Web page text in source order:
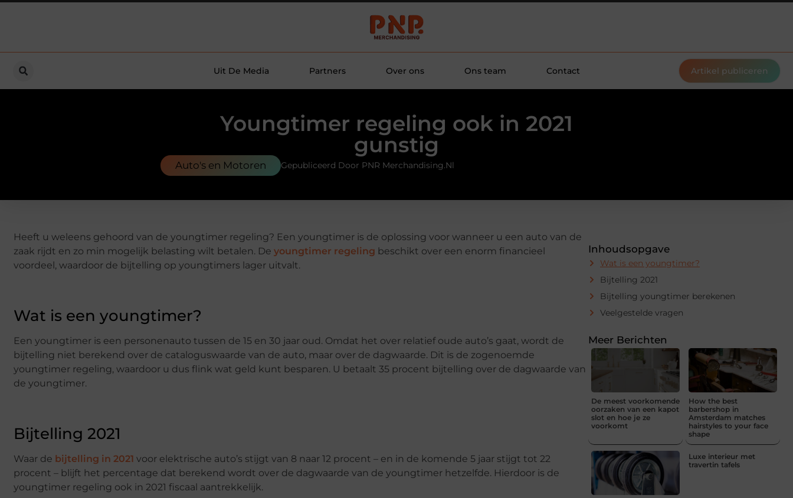
Uit De Media Partners Over ons Ons team Contact Artikel publiceren
Youngtimer regeling ook in 2021
gunstig
Auto's en Motoren Gepubliceerd Door PNR Merchandising.nl
Heeft u weleens gehoord van de youngtimer regeling? Een youngtimer is de oplossing voor wanneer u een auto van de
zaak rijdt en zo min mogelijk belasting wilt betalen. De youngtimer regeling beschikt over een enorm financieel
voordeel, waardoor de bijtelling op youngtimers lager uitvalt.
Wat is een youngtimer?
Een youngtimer is een personenauto tussen de 15 en 30 jaar oud. Omdat het over relatief oude auto’s gaat, wordt de
bijtelling niet berekend over de cataloguswaarde van de auto, maar over de dagwaarde. Dit is de zogenoemde
youngtimer regeling, waardoor u dus flink wat geld kunt besparen. U betaalt 35 procent bijtelling over de dagwaarde van
de youngtimer.
Bijtelling 2021
Waar de bijtelling in 2021 voor elektrische auto’s stijgt van 8 naar 12 procent – en in de komende 5 jaar stijgt tot 22
procent – blijft het percentage dat berekend wordt over de dagwaarde van de youngtimer hetzelfde. Hierdoor is de
youngtimer regeling ook in 2021 fiscaal aantrekkelijk.
Inhoudsopgave
Wat is een youngtimer?
Bijtelling 2021
Bijtelling youngtimer berekenen
Veelgestelde vragen
Meer Berichten
De meest voorkomende
oorzaken van een kapot
slot en hoe je ze
voorkomt
How the best
barbershop in
Amsterdam matches
hairstyles to your face
shape
Luxe interieur met
travertin tafels